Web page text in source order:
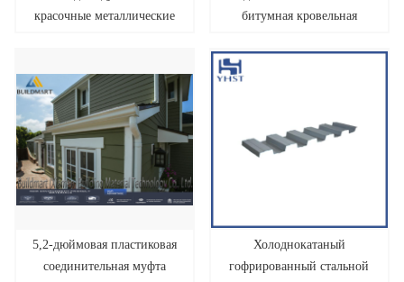
красочные металлические
битумная кровельная
5,2-дюймовая пластиковая
соединительная муфта
Холоднокатаный
гофрированный стальной